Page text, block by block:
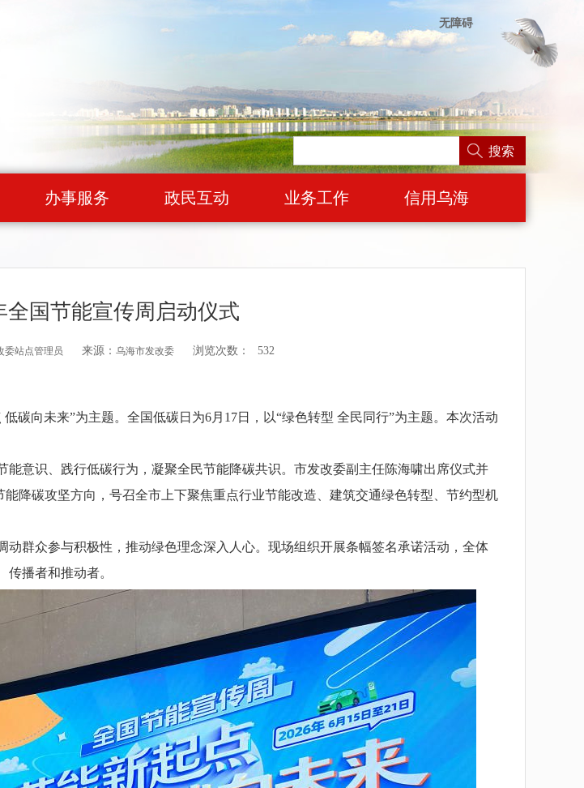
无障碍
搜索
办事服务 政民互动 业务工作 信用乌海
全国节能宣传周启动仪式
委站点管理员 来源： 乌海市发改委 浏览次数： 532
向未来”为主题。全国低碳日为6月17日，以“绿色转型 全民同行”为主题。本次活动
识、践行低碳行为，凝聚全民节能降碳共识。市发改委副主任陈海啸出席仪式并
降碳攻坚方向，号召全市上下聚焦重点行业节能改造、建筑交通绿色转型、节约型机
众参与积极性，推动绿色理念深入人心。现场组织开展条幅签名承诺活动，全体
播者和推动者。